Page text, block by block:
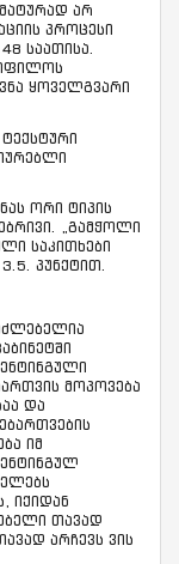
არ
პროცესი
საათისა.
ყოველგვარი
ორი ტიპის
„გამჭოლი
საკითხები
პუნქტით.
მოპოვება
და
იმ
იქიდან
თავად
არჩევს ვის